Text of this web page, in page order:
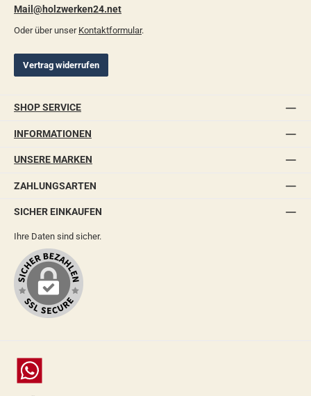
Mail@holzwerken24.net
Oder über unser Kontaktformular.
Vertrag widerrufen
SHOP SERVICE
INFORMATIONEN
UNSERE MARKEN
ZAHLUNGSARTEN
SICHER EINKAUFEN
Ihre Daten sind sicher.
Chat